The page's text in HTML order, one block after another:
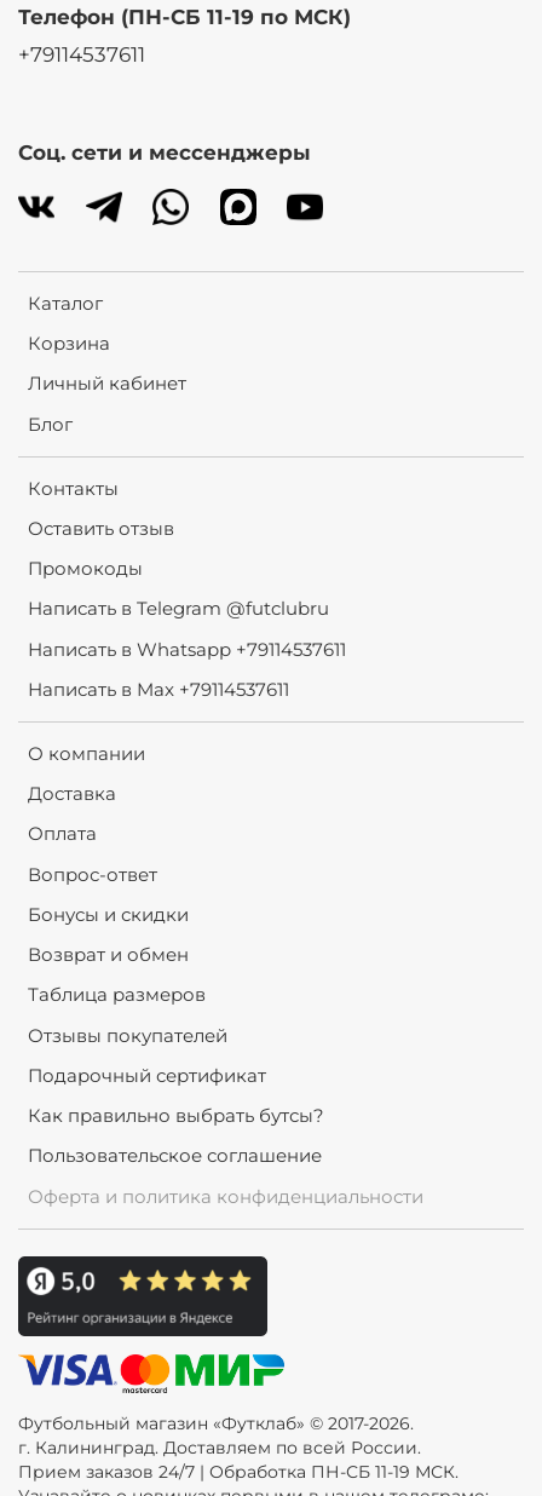
Каталог
Корзина
Личный кабинет
Блог
Контакты
Оставить отзыв
Промокоды
Написать в Telegram @futclubru
Написать в Whatsapp +79114537611
Написать в Max +79114537611
О компании
Доставка
Оплата
Вопрос-ответ
Бонусы и скидки
Возврат и обмен
Таблица размеров
Отзывы покупателей
Подарочный сертификат
Как правильно выбрать бутсы?
Пользовательское соглашение
Оферта и политика конфиденциальности
Телефон (ПН-СБ 11-19 по МСК)
+79114537611
Соц. сети и мессенджеры
Футбольный магазин «Футклаб» © 2017-2026.
г. Калининград. Доставляем по всей России.
Прием заказов 24/7 | Обработка ПН-СБ 11-19 МСК.